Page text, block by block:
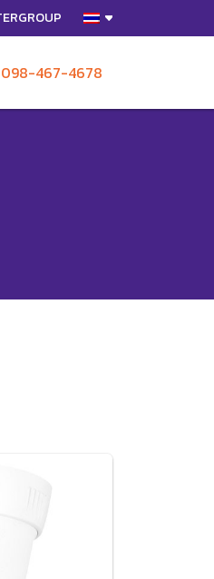
098-467-4678